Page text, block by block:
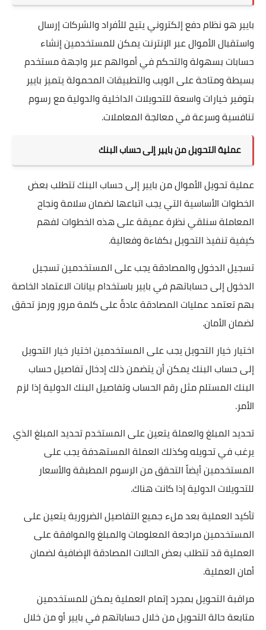
بايير هو نظام دفع إلكتروني يتيح للأفراد والشركات إرسال
واستقبال الأموال عبر الإنترنت يمكن للمستخدمين إنشاء
حسابات بسهولة والتحكم في أموالهم عبر واجهة مستخدم
بسيطة ومتاحة على الويب والتطبيقات المحمولة يتميز بايير
بتوفير خيارات واسعة للتحويلات الداخلية والدولية مع رسوم
تنافسية وسرعة في معالجة المعاملات.
عملية التحويل من بايير إلى حساب البنك
عملية تحويل الأموال من بايير إلى حساب البنك تتطلب بعض
الخطوات الأساسية التي يجب اتباعها لضمان سلامة ونجاح
المعاملة سنلقي نظرة عميقة على هذه الخطوات لفهم
كيفية تنفيذ التحويل بكفاءة وفعالية.
تسجيل الدخول والمصادقة يجب على المستخدمين تسجيل
الدخول إلى حساباتهم في بايير باستخدام بيانات الاعتماد الخاصة
بهم تعتمد عمليات المصادقة عادةً على كلمة مرور ورمز تحقق
لضمان الأمان.
اختيار خيار التحويل يجب على المستخدمين اختيار خيار التحويل
إلى حساب البنك يمكن أن يتضمن ذلك إدخال تفاصيل حساب
البنك المستلم مثل رقم الحساب وتفاصيل البنك الدولية إذا لزم
الأمر.
تحديد المبلغ والعملة يتعين على المستخدم تحديد المبلغ الذي
يرغب في تحويله وكذلك العملة المستهدفة يجب على
المستخدمين أيضاً التحقق من الرسوم المطبقة والأسعار
للتحويلات الدولية إذا كانت هناك.
تأكيد العملية بعد ملء جميع التفاصيل الضرورية يتعين على
المستخدمين مراجعة المعلومات والمبلغ والموافقة على
العملية قد تتطلب بعض الحالات المصادقة الإضافية لضمان
أمان العملية.
مراقبة التحويل بمجرد إتمام العملية يمكن للمستخدمين
متابعة حالة التحويل من خلال حساباتهم في بايير أو من خلال